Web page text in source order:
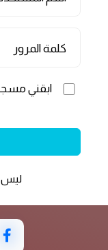
كلمة المرور
ابقني
ليس